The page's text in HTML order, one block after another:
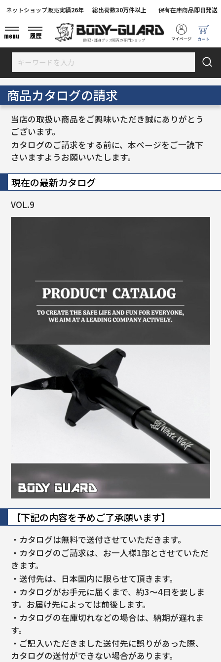
防犯・護身グッズ販売の専門ショップ
ネットショップ販売実績26年 総出荷数30万件以上 保有在庫商品即日発送
menu 履歴
商品カタログの請求
当店の取扱い商品をご興味いただき誠にありがとう
ございます。
カタログのご請求をする前に、本ページをご一読下
さいますようお願いいたします。
現在の最新カタログ
VOL.9
【下記の内容を予めご了承願います】
・カタログは無料で送付させていただきます。
・カタログのご請求は、お一人様1部とさせていただ
きます。
・送付先は、日本国内に限らせて頂きます。
・カタログがお手元に届くまで、約3～4日を要しま
す。お届け先によっては前後します。
・カタログの在庫切れなどの場合は、納期が遅れま
す。
・ご記入いただきました送付先に誤りがあった際、
カタログの送付ができない場合があります。